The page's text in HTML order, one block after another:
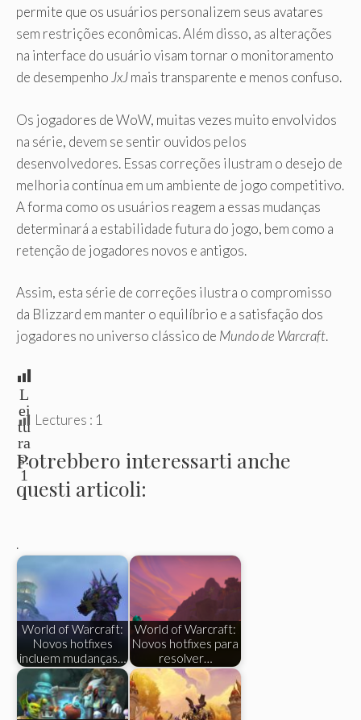
permite que os usuários personalizem seus avatares
sem restrições econômicas. Além disso, as alterações
na interface do usuário visam tornar o monitoramento
de desempenhoJxJmais transparente e menos confuso.
Os jogadores de WoW, muitas vezes muito envolvidos
na série, devem se sentir ouvidos pelos
desenvolvedores. Essas correções ilustram o desejo de
melhoria contínua em um ambiente de jogo competitivo.
A forma como os usuários reagem a essas mudanças
determinará a estabilidade futura do jogo, bem como a
retenção de jogadores novos e antigos.
Assim, esta série de correções ilustra o compromisso
da Blizzard em manter o equilíbrio e a satisfação dos
jogadores no universo clássico de Mundo de Warcraft.
L
ei
tu
ra
s:
1
Lectures : 1
Potrebbero interessarti anche
questi articoli:
.
World of Warcraft:
Novos hotfixes
incluem mudanças…
World of Warcraft:
Novos hotfixes para
resolver…